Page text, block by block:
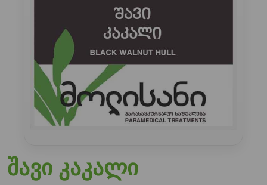
შავი კაკალი